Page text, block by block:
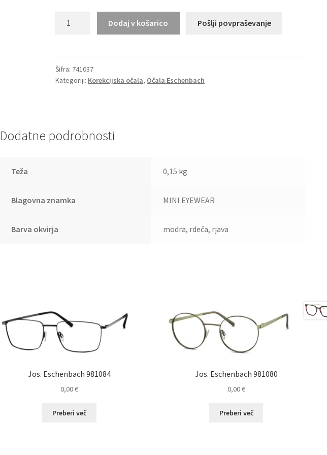
Dodaj v košarico Pošlji povpraševanje
Šifra: 741037
Kategoriji: Korekcijska očala, Očala Eschenbach
Dodatne podrobnosti
Teža 0,15 kg
Blagovna znamka MINI EYEWEAR
Barva okvirja modra, rdeča, rjava
Jos. Eschenbach 981084
0,00€
Preberi več
Jos. Eschenbach 981080
0,00€
Preberi več